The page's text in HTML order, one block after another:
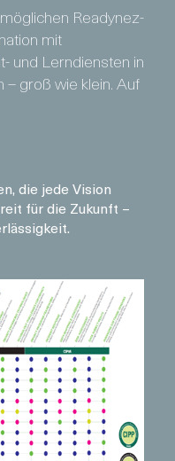
Readynez-
mit
und Lerndiensten in
groß wie klein. Auf
die jede Vision
für die Zukunft –